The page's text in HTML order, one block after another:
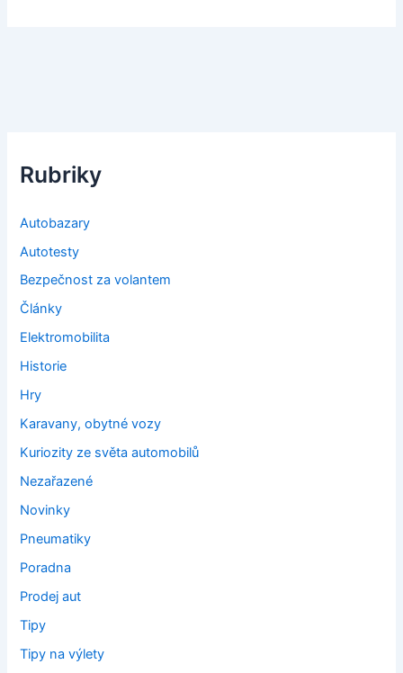
Rubriky
Autobazary
Autotesty
Bezpečnost za volantem
Články
Elektromobilita
Historie
Hry
Karavany, obytné vozy
Kuriozity ze světa automobilů
Nezařazené
Novinky
Pneumatiky
Poradna
Prodej aut
Tipy
Tipy na výlety